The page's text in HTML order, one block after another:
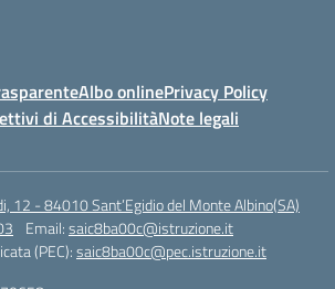
Albo onlinePrivacy Policy
di AccessibilitàNote legali
12 - 84010 Sant’Egidio del Monte Albino(SA)
Email:saic8ba00c@istruzione.it
(PEC):saic8ba00c@pec.istruzione.it